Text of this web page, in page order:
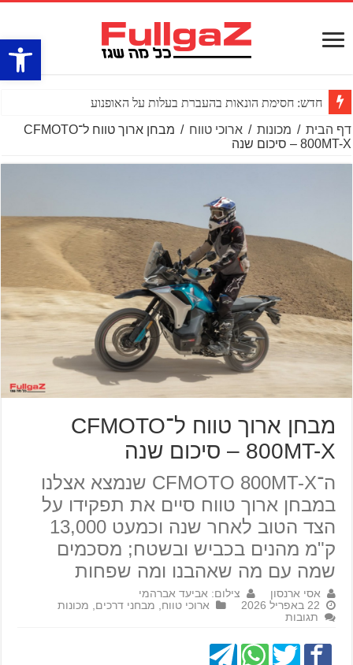
פתח
חדש: חסימת הונאות בהעברת בעלות על האופנוע
דף הבית / מכונות / ארוכי טווח /
מבחן ארוך טווח ל־CFMOTO
800MT-X – סיכום שנה
מבחן ארוך טווח ל־CFMOTO
800MT-X – סיכום שנה
ה־CFMOTO 800MT-X שנמצא אצלנו
במבחן ארוך טווח סיים את תפקידו על
הצד הטוב לאחר שנה וכמעט 13,000
ק"מ מהנים בכביש ובשטח; מסכמים
שמה עם מה שאהבנו ומה שפחות
אסי ארנסון
צילום: אביעד אברהמי
22 באפריל 2026
ארוכי טווח מבחני דרכים
מכונות
תגובות